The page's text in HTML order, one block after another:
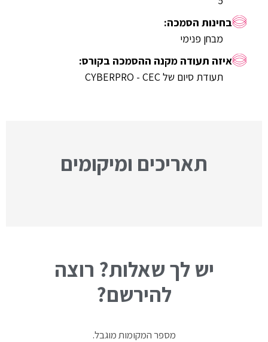
מבחן פנימי
תעודת סיום של CYBERPRO - CEC
תאריכים ומיקומים
יש לך שאלות? רוצה
להירשם?
מספר המקומות מוגבל.